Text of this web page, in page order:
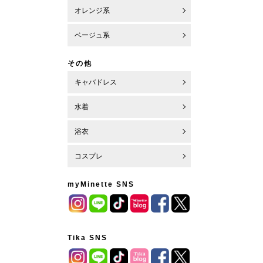
オレンジ系
ベージュ系
その他
キャバドレス
水着
浴衣
コスプレ
myMinette SNS
Tika SNS